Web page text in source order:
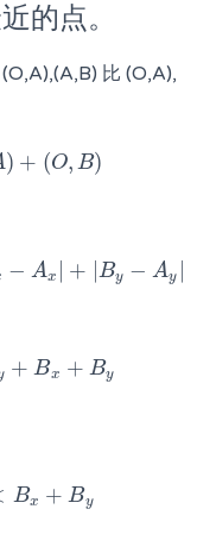
的点。
比 (O,A),
) + (O, B)
− Ax + By − Ay
x|+|By −A |
+ Bx + By
x+ By
Bx + By
x +By